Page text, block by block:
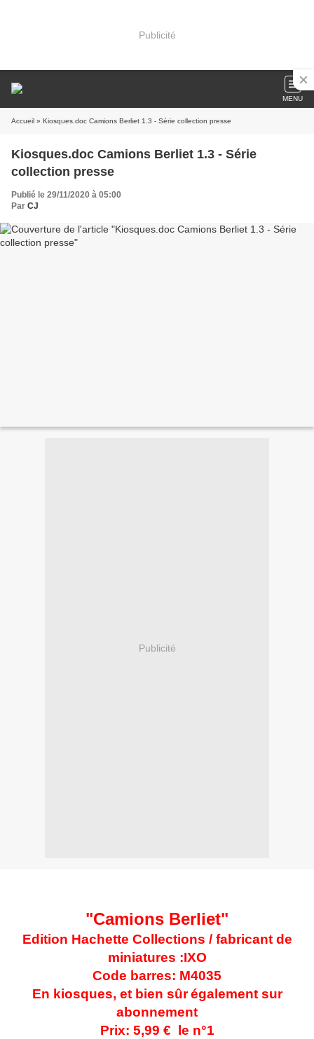
Publicité
MENU
Accueil » Kiosques.doc Camions Berliet 1.3 - Série collection presse
Kiosques.doc Camions Berliet 1.3 - Série
collection presse
Publié le 29/11/2020 à 05:00
Par CJ
Publicité
"Camions Berliet"
Edition Hachette Collections / fabricant de
miniatures :IXO
Code barres: M4035
En kiosques, et bien sûr également sur
abonnement
Prix: 5,99 € le n°1